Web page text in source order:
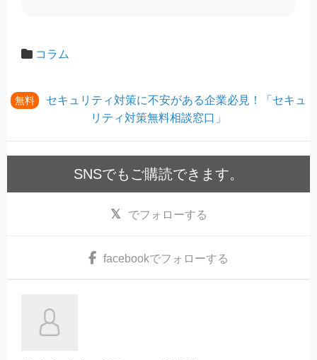
コラム
無料
セキュリティ対策に不安がある企業必見！「セキュ
リティ対策無料相談窓口」
SNSでもご購読できます。
でフォローする
facebookでフォローする